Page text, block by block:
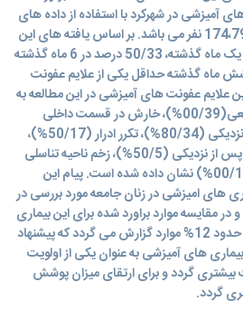
آمیزشی در شهرکرد با استفاده از داده های
مراکز بهداشتی-درمانی برابر 174،798 نفر می باشد. بر اساس یافته های این
مطالعه، 20/46 درصد افراد در یک ماه گذشته، 50/33 درصد در 6 ماه گذشته
و شش ماه گذشته حداقل یکی از علایم عفونت
علایم عفونت های آمیزشی در این مطالعه به
ترتیب، خروج ترشحات غیر طبیعی(00/39%)، خارش در قسمت داخلی
(80/34%)، خونریزی پس از نزدیکی (80/34%)، تکرر ادرار (50/17%)،
درد زیر شکم (80/16%)، درد پس از نزدیکی (50/5%)، زخم ناحیه تناسلی
(60/1%) و وجود غد متورم (00/1%) نشان داده شده است. پیام این
های امیزشی در زنان جامعه مورد بررسی در
مقایسه موارد براورد شده برای این بیماری
ها و موارد گزارش و ثبت شده، حدود 12% موارد گزارش می گردد که پیشنهاد
های آمیزشی به عنوان یکی از اولویت
گردد و برای ارتقای میزان پوشش
گردد.